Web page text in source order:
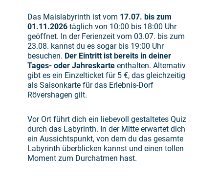
Das Maislabyrinth ist vom 17.07. bis zum
01.11.2026 täglich von 10:00 bis 18:00 Uhr
geöffnet. In der Ferienzeit vom 03.07. bis zum
23.08. kannst du es sogar bis 19:00 Uhr
besuchen. Der Eintritt ist bereits in deiner
Tages- oder Jahreskarte enthalten. Alternativ
gibt es ein Einzelticket für 5 €, das gleichzeitig
als Saisonkarte für das Erlebnis-Dorf
Rövershagen gilt.
Vor Ort führt dich ein liebevoll gestaltetes Quiz
durch das Labyrinth. In der Mitte erwartet dich
ein Aussichtspunkt, von dem du das gesamte
Labyrinth überblicken kannst und einen tollen
Moment zum Durchatmen hast.